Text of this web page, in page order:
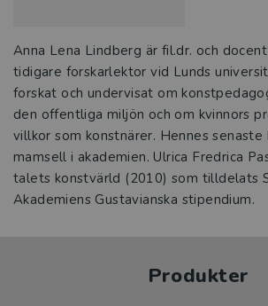
Anna Lena Lindberg är fil.dr. och
tidigare forskarlektor vid Lunds
forskat och undervisat om
den offentliga miljön och om kvinnors
villkor som konstnärer. Hennes senaste
mamsell i akademien. Ulrica Fredrica
talets konstvärld (2010) som tilldelats
Akademiens Gustavianska stipendium.
Produkter